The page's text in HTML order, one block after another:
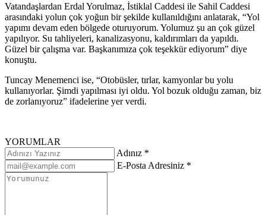
Vatandaşlardan Erdal Yorulmaz, İstiklal Caddesi ile Sahil Caddesi
arasındaki yolun çok yoğun bir şekilde kullanıldığını anlatarak, “Yol
yapımı devam eden bölgede oturuyorum. Yolumuz şu an çok güzel
yapılıyor. Su tahliyeleri, kanalizasyonu, kaldırımları da yapıldı.
Güzel bir çalışma var. Başkanımıza çok teşekkür ediyorum” diye
konuştu.
Tuncay Menemenci ise, “Otobüsler, tırlar, kamyonlar bu yolu
kullanıyorlar. Şimdi yapılması iyi oldu. Yol bozuk olduğu zaman, biz
de zorlanıyoruz” ifadelerine yer verdi.
YORUMLAR
Adınız *
E-Posta Adresiniz *